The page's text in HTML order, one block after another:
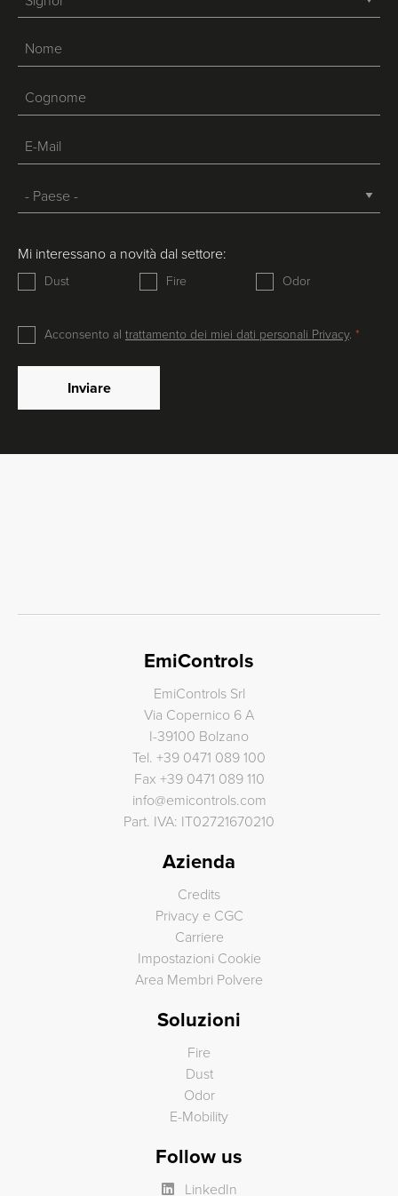
Mi interessano a novità dal settore:
Dust Fire Odor
Acconsento al trattamento dei miei dati personali Privacy.
Inviare
EmiControls
EmiControls Srl
Via Copernico 6 A
I-39100 Bolzano
Tel. +39 0471 089 100
Fax +39 0471 089 110
info@emicontrols.com
Part. IVA: IT02721670210
Azienda
Credits
Privacy e CGC
Carriere
Impostazioni Cookie
Area Membri Polvere
Soluzioni
Fire
Dust
Odor
E-Mobility
Follow us
LinkedIn